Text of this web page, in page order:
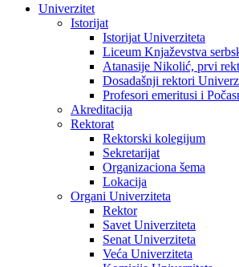
Univerzitet
Istorijat
Istorijat Univerziteta
Liceum Knjaževstva
Atanasije Nikolić, prvi
Dosadašnji rektori
Profesori emeritusi i
Akreditacija
Rektorat
Rektorski kolegijum
Sekretarijat
Organizaciona šema
Lokacija
Organi Univerziteta
Rektor
Savet Univerziteta
Senat Univerziteta
Veća Univerziteta